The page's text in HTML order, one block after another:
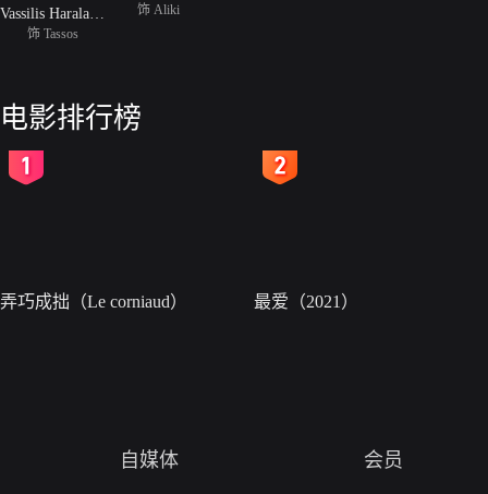
饰 Tassos
饰 Aliki
电影排行榜
弄巧成拙（Le corniaud） 最爱（2021）
自媒体 会员